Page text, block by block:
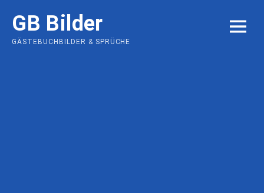
content
GB Bilder
GÄSTEBUCHBILDER & SPRÜCHE
MENU